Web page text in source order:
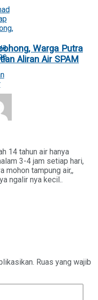
Warga Putra
Aliran Air SPAM
14 tahun air hanya
3-4 jam setiap hari,
mohon tampung air,,
ngalir nya kecil..
Ruas yang wajib